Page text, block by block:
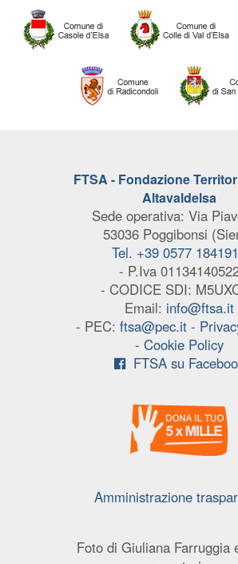
FTSA - Fondazione
Altavaldelsa
Sede operativa: Via
53036 Poggibonsi
Tel. +39 0577
- P.Iva
- CODICE SDI:
Email: info@ftsa.it
- PEC: ftsa@pec.it -
- Cookie Policy
FTSA su
Amministrazione
Foto di Giuliana Farruggia